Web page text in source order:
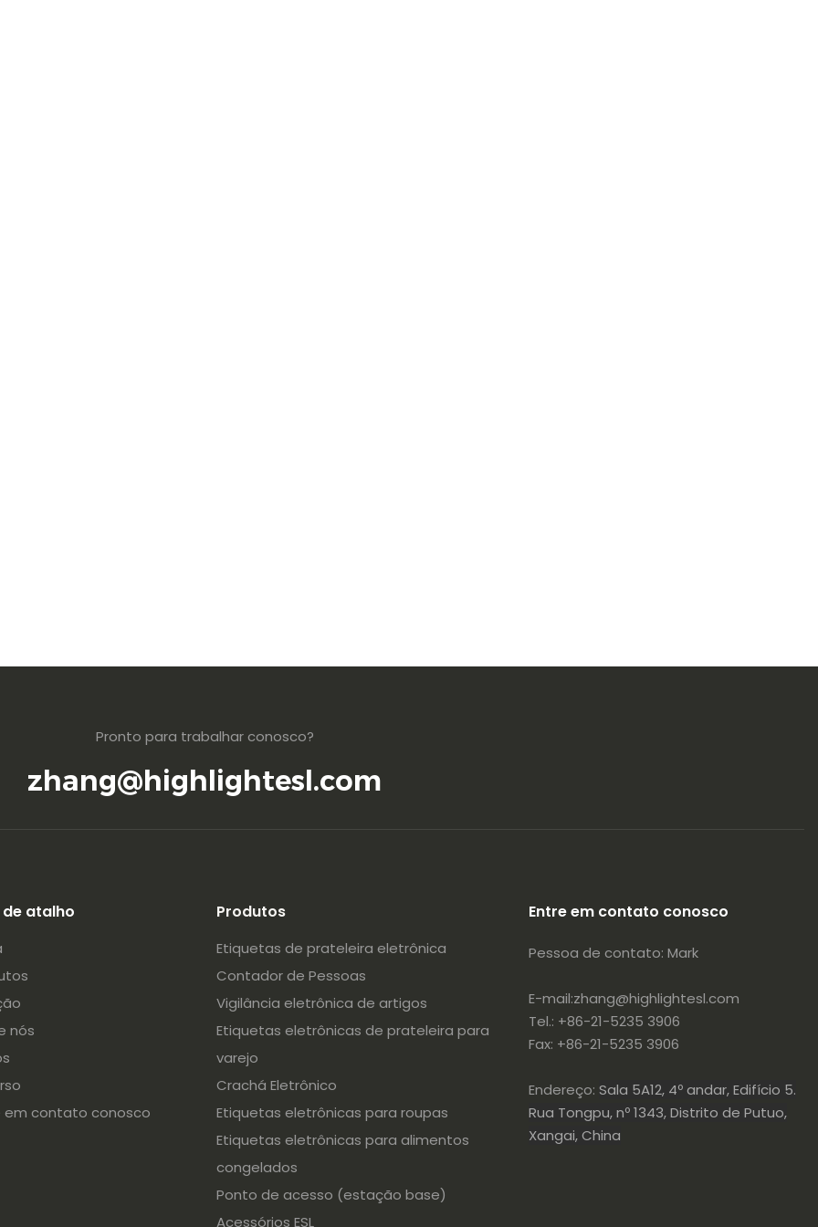
Pronto para trabalhar conosco?
zhang@highlightesl.com
de atalho
nós
em contato conosco
Produtos
Etiquetas de prateleira eletrônica
Contador de Pessoas
Vigilância eletrônica de artigos
Etiquetas eletrônicas de prateleira para
varejo
Crachá Eletrônico
Etiquetas eletrônicas para roupas
Etiquetas eletrônicas para alimentos
congelados
Ponto de acesso (estação base)
Acessórios ESL
Entre em contato conosco
Pessoa de contato: Mark
E-mail:zhang@highlightesl.com
Tel.: +86-21-5235 3906
Fax: +86-21-5235 3906
Endereço:Sala 5A12, 4º andar, Edifício 5.
Rua Tongpu, nº 1343, Distrito de Putuo,
Xangai, China